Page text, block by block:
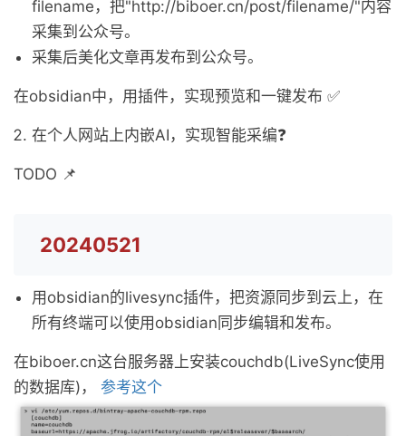
filename，把"http://biboer.cn/post/filename/"内容
采集到公众号。
采集后美化文章再发布到公众号。
在obsidian中，用插件，实现预览和一键发布 ✅
在个人网站上内嵌AI，实现智能采编❓
TODO 📌
20240521
用obsidian的livesync插件，把资源同步到云上，在
所有终端可以使用obsidian同步编辑和发布。
在biboer.cn这台服务器上安装couchdb(LiveSync使用
的数据库)， 参考这个